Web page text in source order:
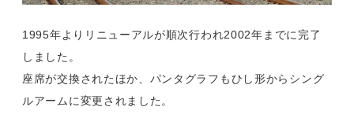
1995年よりリニューアルが順次行われ2002年までに完了
しました。
座席が交換されたほか、パンタグラフもひし形からシング
ルアームに変更されました。